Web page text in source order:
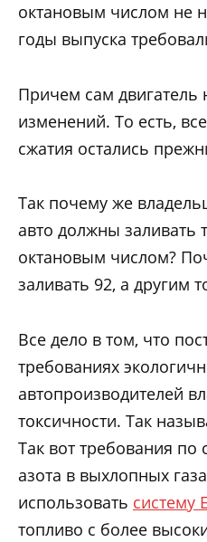
октановым числом не
годы выпуска
Причем сам двигатель
изменений. То есть,
сжатия остались
Так почему же
авто должны заливать
октановым числом?
заливать 92, а другим
Все дело в том, что
требованиях
автопроизводителей
токсичности. Так
Так вот требования
азота в выхлопных
использовать систему
топливо с более